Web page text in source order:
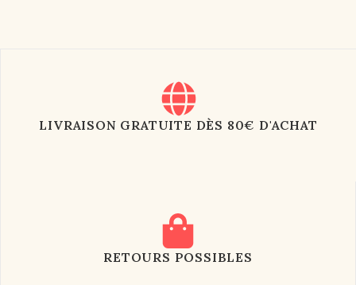
LIVRAISON GRATUITE DÈS 80€ D'ACHAT
RETOURS POSSIBLES